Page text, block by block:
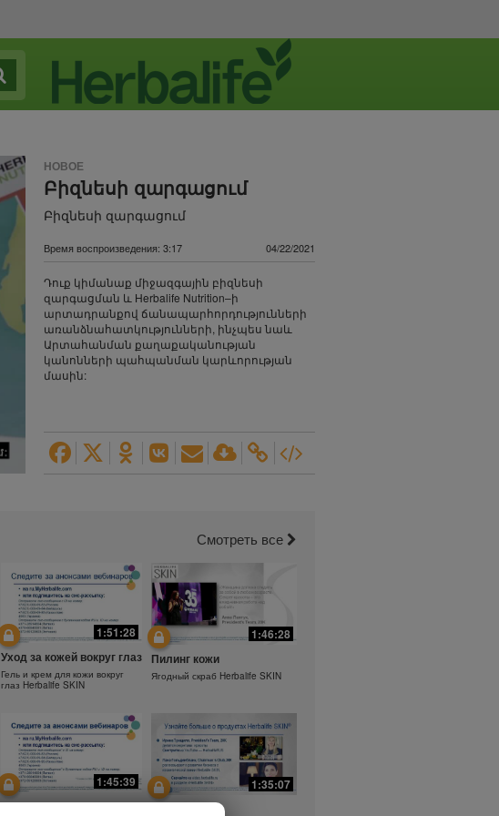
НОВОЕ
Բիզնեսի զարգացում
Բիզնեսի զարգացում
Время воспроизведения: 3:17 04/22/2021
Դուք կիմանաք միջազգային բիզնեսի
զարգացման և Herbalife Nutrition–ի
արտադրանքով ճանապարհորդությունների
առանձնահատկությունների, ինչպես նաև
Արտահանման քաղաքականության
կանոնների պահպանման կարևորության
մասին:
Смотреть все
1:51:28
Уход за кожей вокруг глаз
Гель и крем для кожи вокруг
глаз Herbalife SKIN
1:46:28
Пилинг кожи
Ягодный скраб Herbalife SKIN
1:45:39
Защита от солнца.
1:35:07
Ежедневный